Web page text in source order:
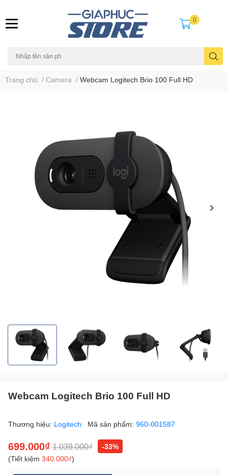
0
Trang chủ / Camera / Webcam Logitech Brio 100 Full HD
Webcam Logitech Brio 100 Full HD
Thương hiệu: Logitech Mã sản phẩm: 960-001587
699.000₫ 1.039.000₫
-33%
(Tiết kiệm 340.000₫)